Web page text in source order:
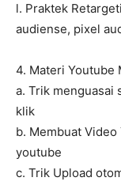
l. Praktek
audiense, pixel
4. Materi Youtube
a. Trik menguasai
klik
b. Membuat
youtube
c. Trik Upload